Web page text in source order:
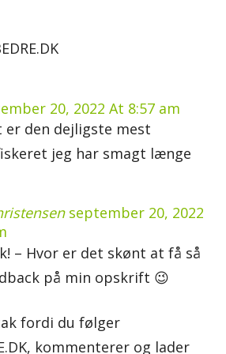
20, 2022 At 8:57 am
er den dejligste mest
jeg har smagt længe
september 20, 2022
– Hvor er det skønt at få så
på min opskrift 😉
fordi du følger
kommenterer og lader